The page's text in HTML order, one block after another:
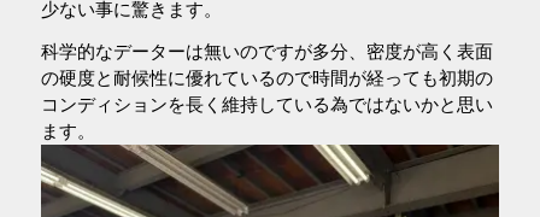
少ない事に驚きます。
科学的なデーターは無いのですが多分、密度が高く表面
の硬度と耐候性に優れているので時間が経っても初期の
コンディションを長く維持している為ではないかと思い
ます。